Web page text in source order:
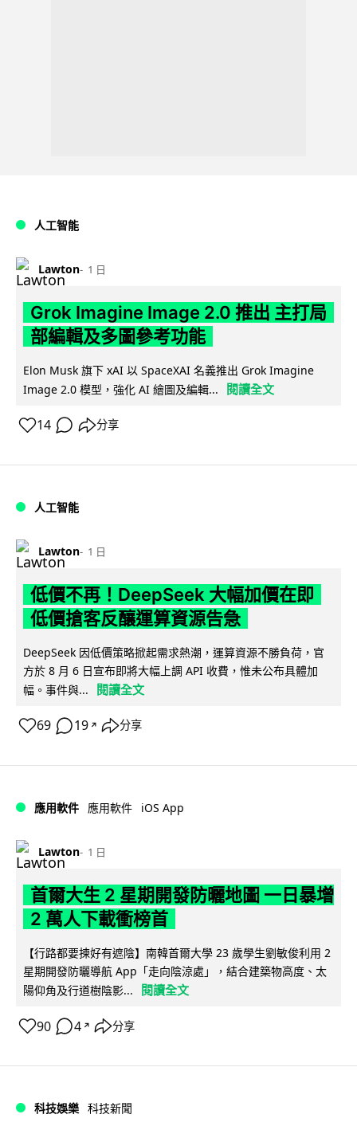
人工智能
Lawton 1 日
Grok Imagine Image 2.0 推出 主打局
部編輯及多圖參考功能
Elon Musk 旗下 xAI 以 SpaceXAI 名義推出 Grok Imagine
Image 2.0 模型，強化 AI 繪圖及編輯...
閱讀全文
14 分享
人工智能
Lawton 1 日
低價不再！DeepSeek 大幅加價在即
低價搶客反釀運算資源告急
DeepSeek 因低價策略掀起需求熱潮，運算資源不勝負荷，官
方於 8 月 6 日宣布即將大幅上調 API 收費，惟未公布具體加
幅。事件與...
閱讀全文
69 19 ↗ 分享
應用軟件 應用軟件 iOS App
Lawton 1 日
首爾大生 2 星期開發防曬地圖 一日暴增
2 萬人下載衝榜首
【行路都要揀好有遮陰】南韓首爾大學 23 歲學生劉敏俊利用 2
星期開發防曬導航 App「走向陰涼處」，結合建築物高度、太
陽仰角及行道樹陰影...
閱讀全文
90 4 ↗ 分享
科技娛樂 科技新聞